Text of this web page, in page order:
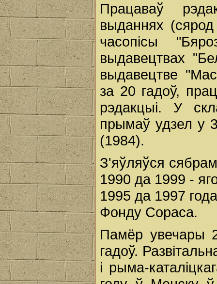
Працаваў
выданнях (сярод
часопісы
выдавецтвах
выдавецтве
за 20 гадоў,
рэдакцыі. У
прымаў удзел у
(1984).
З'яўляўся
1990 да 1999 -
1995 да 1997
Фонду Сораса.
Памёр увечары
гадоў.
і рыма-